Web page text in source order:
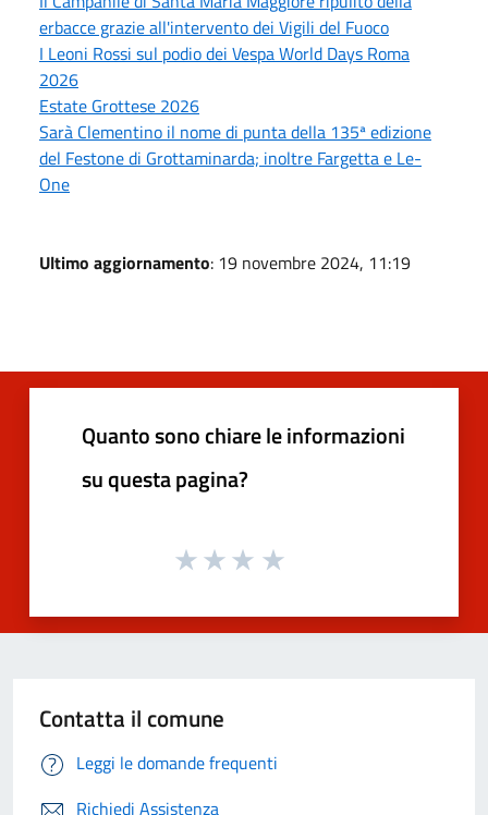
erbacce grazie all'intervento dei Vigili del Fuoco
I Leoni Rossi sul podio dei Vespa World Days Roma
2026
Estate Grottese 2026
Sarà Clementino il nome di punta della 135ª edizione
del Festone di Grottaminarda; inoltre Fargetta e Le-
One
Ultimo aggiornamento: 19 novembre 2024, 11:19
Quanto sono chiare le informazioni
su questa pagina?
Contatta il comune
Leggi le domande frequenti
Richiedi Assistenza